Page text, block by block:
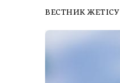
ВЕСТНИК ЖЕТІСУ